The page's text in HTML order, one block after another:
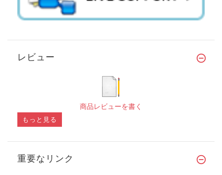
レビュー
商品レビューを書く
もっと見る
重要なリンク